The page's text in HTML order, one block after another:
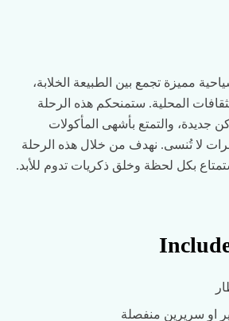
مميزة تجمع بين الطبيعة الخلابة،
المحلية. ستمنحكم هذه الرحلة
والتمتع بأشهى المأكولات
لا تُنسى. نهدف من خلال هذه الرحلة
بكل لحظة وخلق ذكريات تدوم للأبد.
او سريرين منفصلة